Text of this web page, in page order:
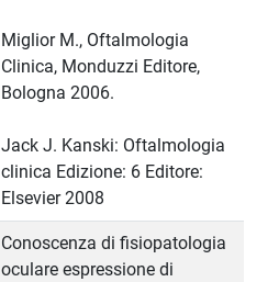
Miglior M., Oftalmologia
Clinica, Monduzzi Editore,
Bologna 2006.
Jack J. Kanski: Oftalmologia
clinica Edizione: 6 Editore:
Elsevier 2008
Conoscenza di fisiopatologia
oculare espressione di